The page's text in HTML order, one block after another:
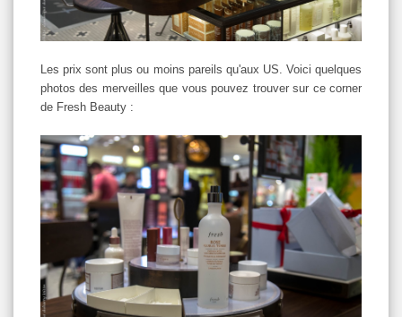
Les prix sont plus ou moins pareils qu'aux US. Voici quelques
photos des merveilles que vous pouvez trouver sur ce corner
de Fresh Beauty :